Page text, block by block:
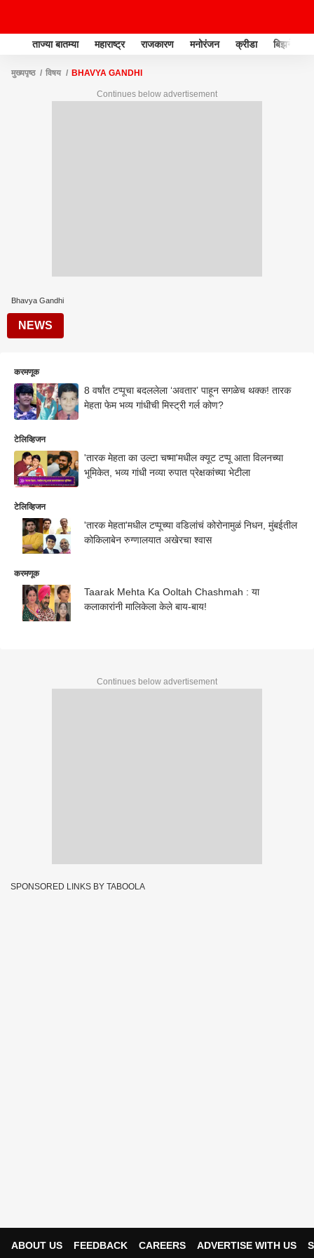
ताज्या बातम्या महाराष्ट्र राजकारण मनोरंजन क्रीडा बिझनेस
मुख्यपृष्ठ विषय BHAVYA GANDHI
Continues below advertisement
Bhavya Gandhi
NEWS
करमणूक
8 वर्षांत टप्पूचा बदललेला ‘अवतार’ पाहून सगळेच थक्क! तारक
मेहता फेम भव्य गांधीची मिस्ट्री गर्ल कोण?
टेलिव्हिजन
'तारक मेहता का उल्टा चष्मा'मधील क्यूट टप्पू आता विलनच्या
भूमिकेत, भव्य गांधी नव्या रुपात प्रेक्षकांच्या भेटीला
टेलिव्हिजन
'तारक मेहता'मधील टप्पूच्या वडिलांचं कोरोनामुळं निधन, मुंबईतील
कोकिलाबेन रुग्णालयात अखेरचा श्वास
करमणूक
Taarak Mehta Ka Ooltah Chashmah : या
कलाकारांनी मालिकेला केले बाय-बाय!
Continues below advertisement
SPONSORED LINKS BY TABOOLA
ABOUT US FEEDBACK CAREERS ADVERTISE WITH US